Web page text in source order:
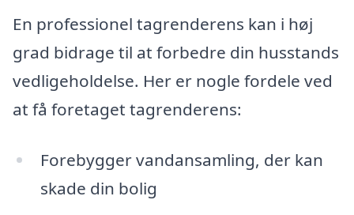
En professionel tagrenderens kan i høj
grad bidrage til at forbedre din husstands
vedligeholdelse. Her er nogle fordele ved
at få foretaget tagrenderens:
Forebygger vandansamling, der kan
skade din bolig